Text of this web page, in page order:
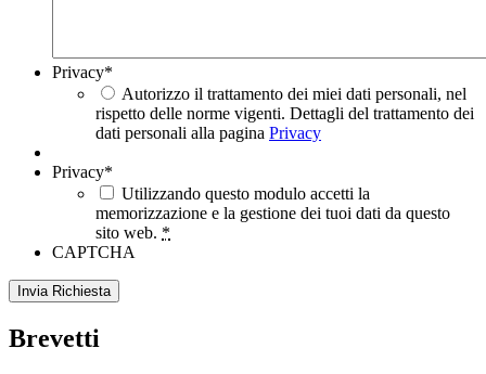
Privacy*
Autorizzo il trattamento dei miei dati personali, nel
rispetto delle norme vigenti. Dettagli del trattamento dei
dati personali alla pagina Privacy
Privacy*
Utilizzando questo modulo accetti la
memorizzazione e la gestione dei tuoi dati da questo
sito web. *
CAPTCHA
Brevetti